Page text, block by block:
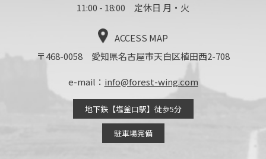
11:00 - 18:00 定休日 月・火
ACCESS MAP
〒468-0058 愛知県名古屋市天白区植田西2-708
e-mail： info@forest-wing.com
地下鉄【塩釜口駅】徒歩5分
駐車場完備